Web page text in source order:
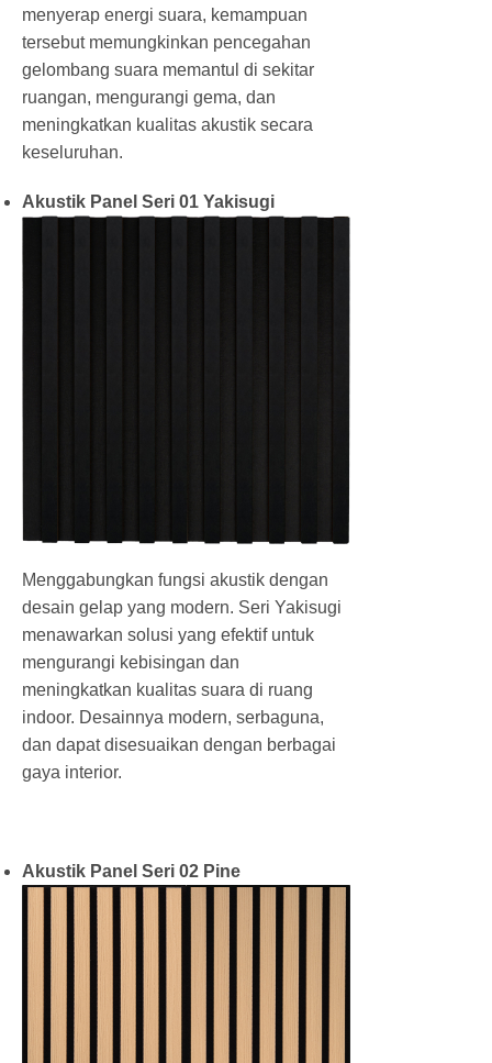
menyerap energi suara, kemampuan
tersebut memungkinkan pencegahan
gelombang suara memantul di sekitar
ruangan, mengurangi gema, dan
meningkatkan kualitas akustik secara
keseluruhan.
Akustik Panel Seri 01 Yakisugi
Menggabungkan fungsi akustik dengan
desain gelap yang modern. Seri Yakisugi
menawarkan solusi yang efektif untuk
mengurangi kebisingan dan
meningkatkan kualitas suara di ruang
indoor. Desainnya modern, serbaguna,
dan dapat disesuaikan dengan berbagai
gaya interior.
Akustik Panel Seri 02 Pine